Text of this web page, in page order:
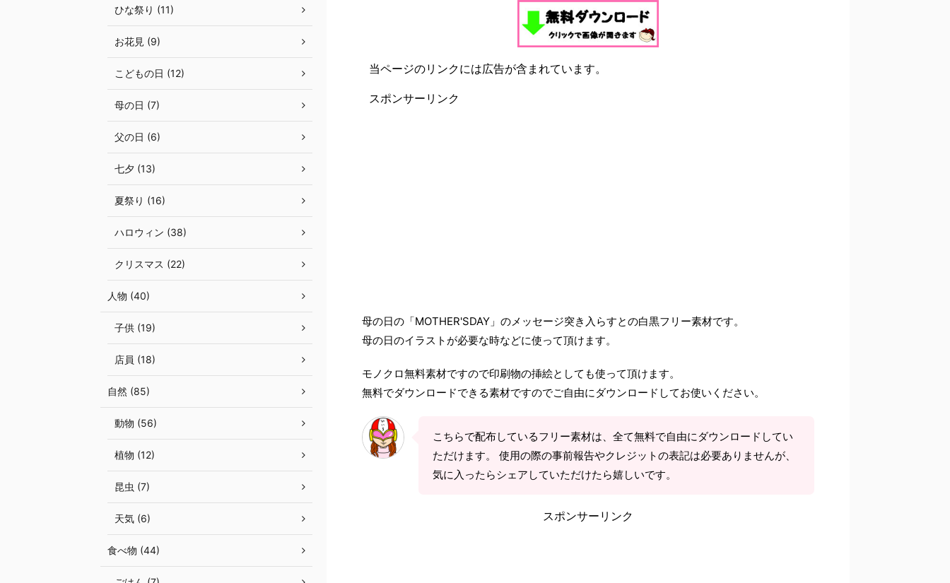
当ページのリンクには広告が含まれています。
スポンサーリンク
母の日の「MOTHER'SDAY」のメッセージ突き入らすとの白黒フリー素材です。
母の日のイラストが必要な時などに使って頂けます。
モノクロ無料素材ですので印刷物の挿絵としても使って頂けます。
無料でダウンロードできる素材ですのでご自由にダウンロードしてお使いください。
こちらで配布しているフリー素材は、全て無料で自由にダウンロードしてい
ただけます。 使用の際の事前報告やクレジットの表記は必要ありませんが、
気に入ったらシェアしていただけたら嬉しいです。
スポンサーリンク
ひな祭り (11)
お花見 (9)
こどもの日 (12)
母の日 (7)
父の日 (6)
七夕 (13)
夏祭り (16)
ハロウィン (38)
クリスマス (22)
人物 (40)
子供 (19)
店員 (18)
自然 (85)
動物 (56)
植物 (12)
昆虫 (7)
天気 (6)
食べ物 (44)